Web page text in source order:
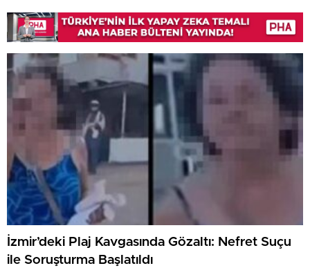
İzmir’deki Plaj Kavgasında Gözaltı: Nefret Suçu
ile Soruşturma Başlatıldı